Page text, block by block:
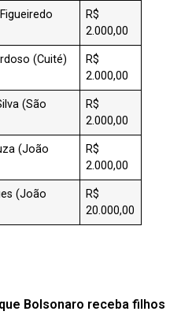
R$
2.000,00
(Cuité)
R$
2.000,00
(São
R$
2.000,00
(João
R$
2.000,00
(João
R$
20.000,00
Bolsonaro receba filhos